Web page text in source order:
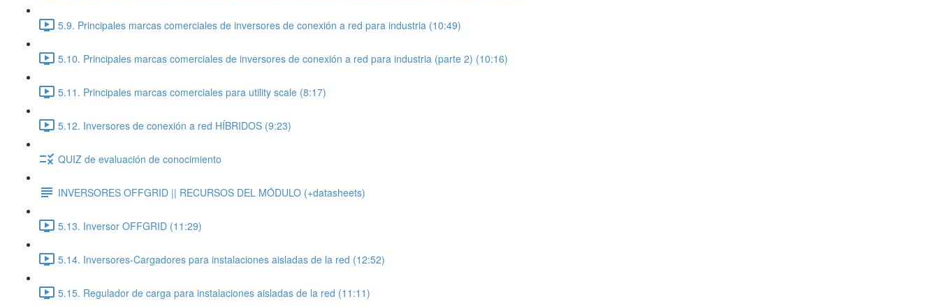
5.9. Principales marcas comerciales de inversores de conexión a red para industria (10:49)
5.10. Principales marcas comerciales de inversores de conexión a red para industria (parte 2) (10:16)
5.11. Principales marcas comerciales para utility scale (8:17)
5.12. Inversores de conexión a red HÍBRIDOS (9:23)
QUIZ de evaluación de conocimiento
INVERSORES OFFGRID || RECURSOS DEL MÓDULO (+datasheets)
5.13. Inversor OFFGRID (11:29)
5.14. Inversores-Cargadores para instalaciones aisladas de la red (12:52)
5.15. Regulador de carga para instalaciones aisladas de la red (11:11)